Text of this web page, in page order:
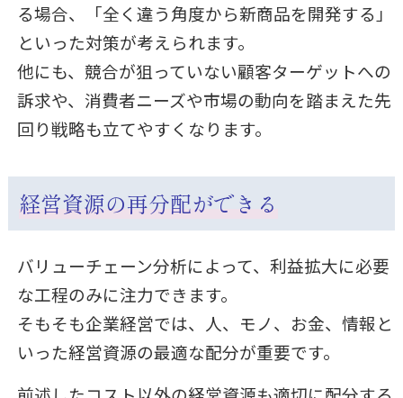
る場合、「全く違う角度から新商品を開発する」
といった対策が考えられます。
他にも、競合が狙っていない顧客ターゲットへの
訴求や、消費者ニーズや市場の動向を踏まえた先
回り戦略も立てやすくなります。
経営資源の再分配ができる
バリューチェーン分析によって、利益拡大に必要
な工程のみに注力できます。
そもそも企業経営では、人、モノ、お金、情報と
いった経営資源の最適な配分が重要です。